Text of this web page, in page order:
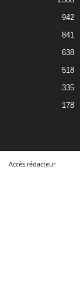
942
841
638
518
335
178
Accès rédacteur